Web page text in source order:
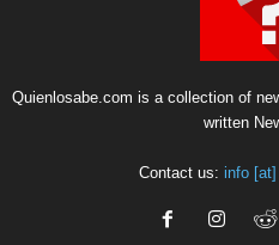
Quienlosabe.com is a collection of
written
Contact us: info [at]